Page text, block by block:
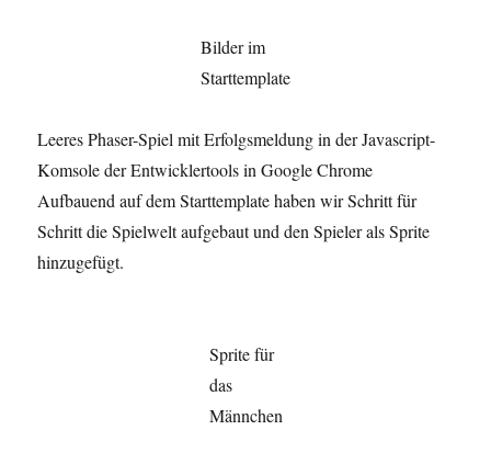
Bilder im
Starttemplate
Leeres Phaser-Spiel mit Erfolgsmeldung in der Javascript-
Komsole der Entwicklertools in Google Chrome
Aufbauend auf dem Starttemplate haben wir Schritt für
Schritt die Spielwelt aufgebaut und den Spieler als Sprite
hinzugefügt.
Sprite für
das
Männchen